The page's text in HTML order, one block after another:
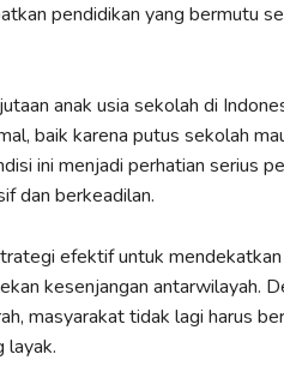
pendidikan yang bermutu
anak usia sekolah di
baik karena putus sekolah
ini menjadi perhatian serius
dan berkeadilan.
efektif untuk
kesenjangan antarwilayah.
masyarakat tidak lagi harus
layak.